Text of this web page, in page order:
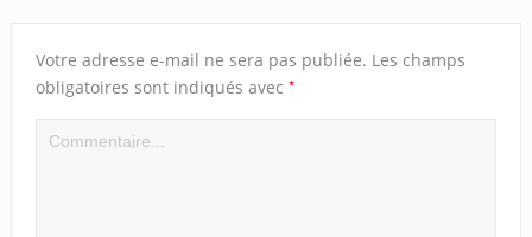
Votre adresse e-mail ne sera pas publiée. Les champs
obligatoires sont indiqués avec *